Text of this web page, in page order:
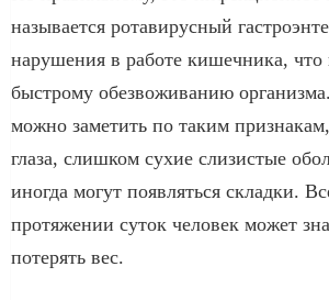
называется ротавирусный
нарушения в работе кишечника, что
быстрому обезвоживанию
можно заметить по таким
глаза, слишком сухие слизистые
иногда могут появляться складки.
протяжении суток человек может
потерять вес.